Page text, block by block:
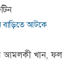
বাড়িতে আটকে
আমলকী খান, ফল